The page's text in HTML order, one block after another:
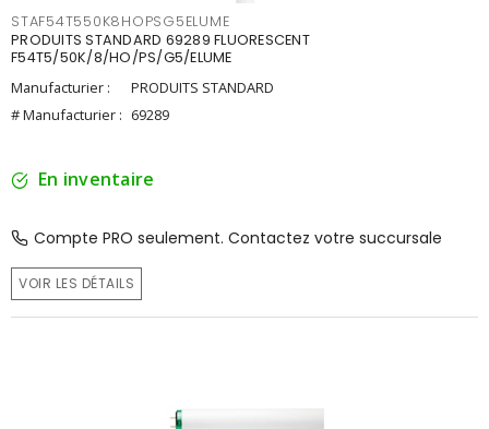
STAF54T550K8HOPSG5ELUME
PRODUITS STANDARD 69289 FLUORESCENT
F54T5/50K/8/HO/PS/G5/ELUME
Manufacturier :
PRODUITS STANDARD
# Manufacturier : 69289
En inventaire
Compte PRO seulement. Contactez votre succursale
VOIR LES DÉTAILS